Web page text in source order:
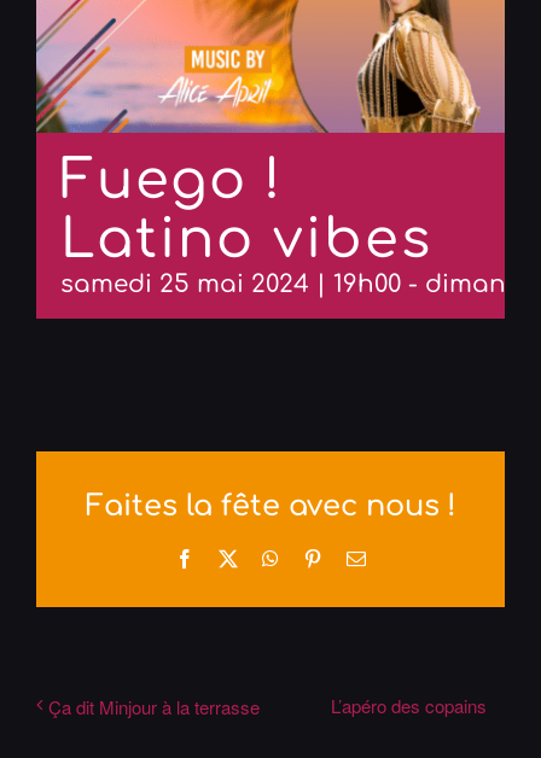
Fuego !
Latino vibes
samedi 25 mai 2024 | 19h00 -
Faites la fête avec nous !
Facebook WhatsApp
PinterestEmail
Ça dit Minjour à la terrasse L’apéro des copains